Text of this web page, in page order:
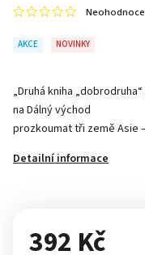
AKCE NOVINKY
„Druhá kniha
na Dálný východ
prozkoumat tři země Asie
Detailní informace
392 Kč